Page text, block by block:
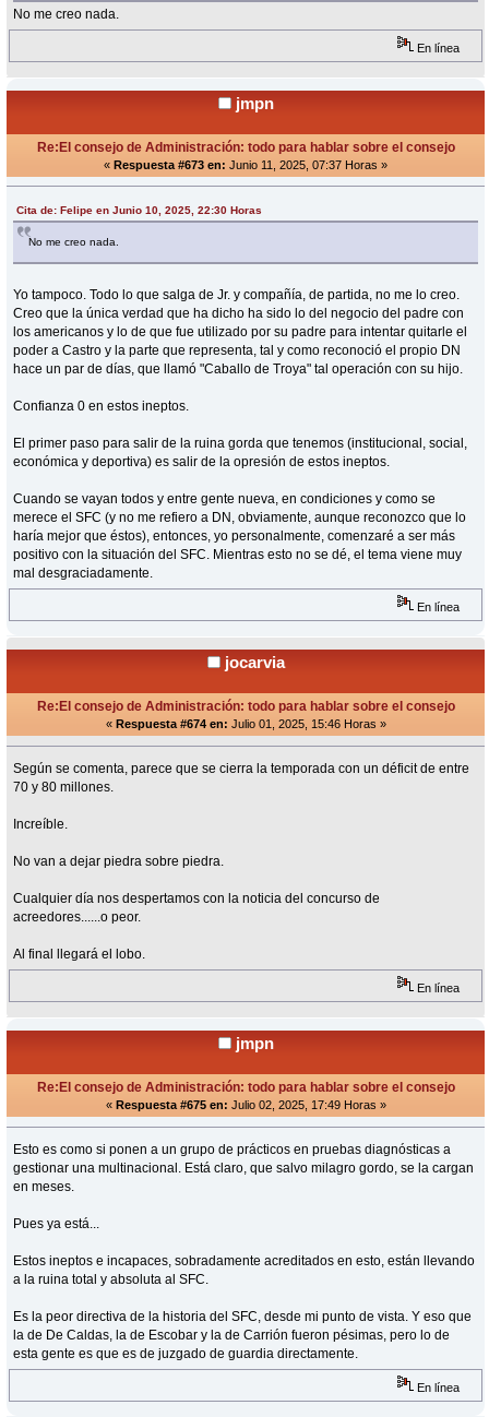
No me creo nada.
En línea
jmpn
Re:El consejo de Administración: todo para hablar sobre el consejo
« Respuesta #673 en: Junio 11, 2025, 07:37 Horas »
Cita de: Felipe en Junio 10, 2025, 22:30 Horas
No me creo nada.
Yo tampoco. Todo lo que salga de Jr. y compañía, de partida, no me lo creo.
Creo que la única verdad que ha dicho ha sido lo del negocio del padre con
los americanos y lo de que fue utilizado por su padre para intentar quitarle el
poder a Castro y la parte que representa, tal y como reconoció el propio DN
hace un par de días, que llamó "Caballo de Troya" tal operación con su hijo.
Confianza 0 en estos ineptos.
El primer paso para salir de la ruina gorda que tenemos (institucional, social,
económica y deportiva) es salir de la opresión de estos ineptos.
Cuando se vayan todos y entre gente nueva, en condiciones y como se
merece el SFC (y no me refiero a DN, obviamente, aunque reconozco que lo
haría mejor que éstos), entonces, yo personalmente, comenzaré a ser más
positivo con la situación del SFC. Mientras esto no se dé, el tema viene muy
mal desgraciadamente.
En línea
jocarvia
Re:El consejo de Administración: todo para hablar sobre el consejo
« Respuesta #674 en: Julio 01, 2025, 15:46 Horas »
Según se comenta, parece que se cierra la temporada con un déficit de entre
70 y 80 millones.
Increíble.
No van a dejar piedra sobre piedra.
Cualquier día nos despertamos con la noticia del concurso de
acreedores......o peor.
Al final llegará el lobo.
En línea
jmpn
Re:El consejo de Administración: todo para hablar sobre el consejo
« Respuesta #675 en: Julio 02, 2025, 17:49 Horas »
Esto es como si ponen a un grupo de prácticos en pruebas diagnósticas a
gestionar una multinacional. Está claro, que salvo milagro gordo, se la cargan
en meses.
Pues ya está...
Estos ineptos e incapaces, sobradamente acreditados en esto, están llevando
a la ruina total y absoluta al SFC.
Es la peor directiva de la historia del SFC, desde mi punto de vista. Y eso que
la de De Caldas, la de Escobar y la de Carrión fueron pésimas, pero lo de
esta gente es que es de juzgado de guardia directamente.
En línea